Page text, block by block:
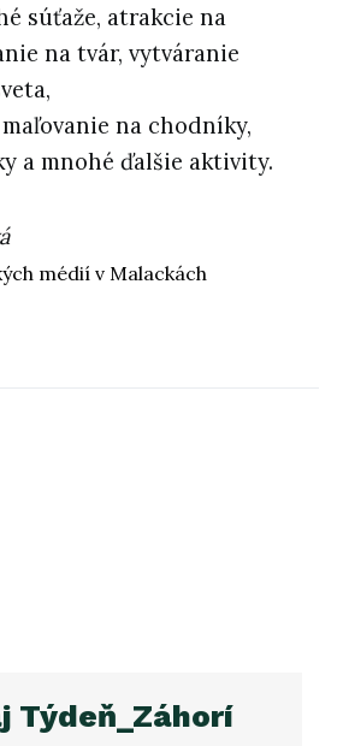
súťaže, atrakcie na
na tvár, vytváranie
ľovanie na chodníky,
a mnohé ďalšie aktivity.
médií v Malackách
Týdeň_Záhorí